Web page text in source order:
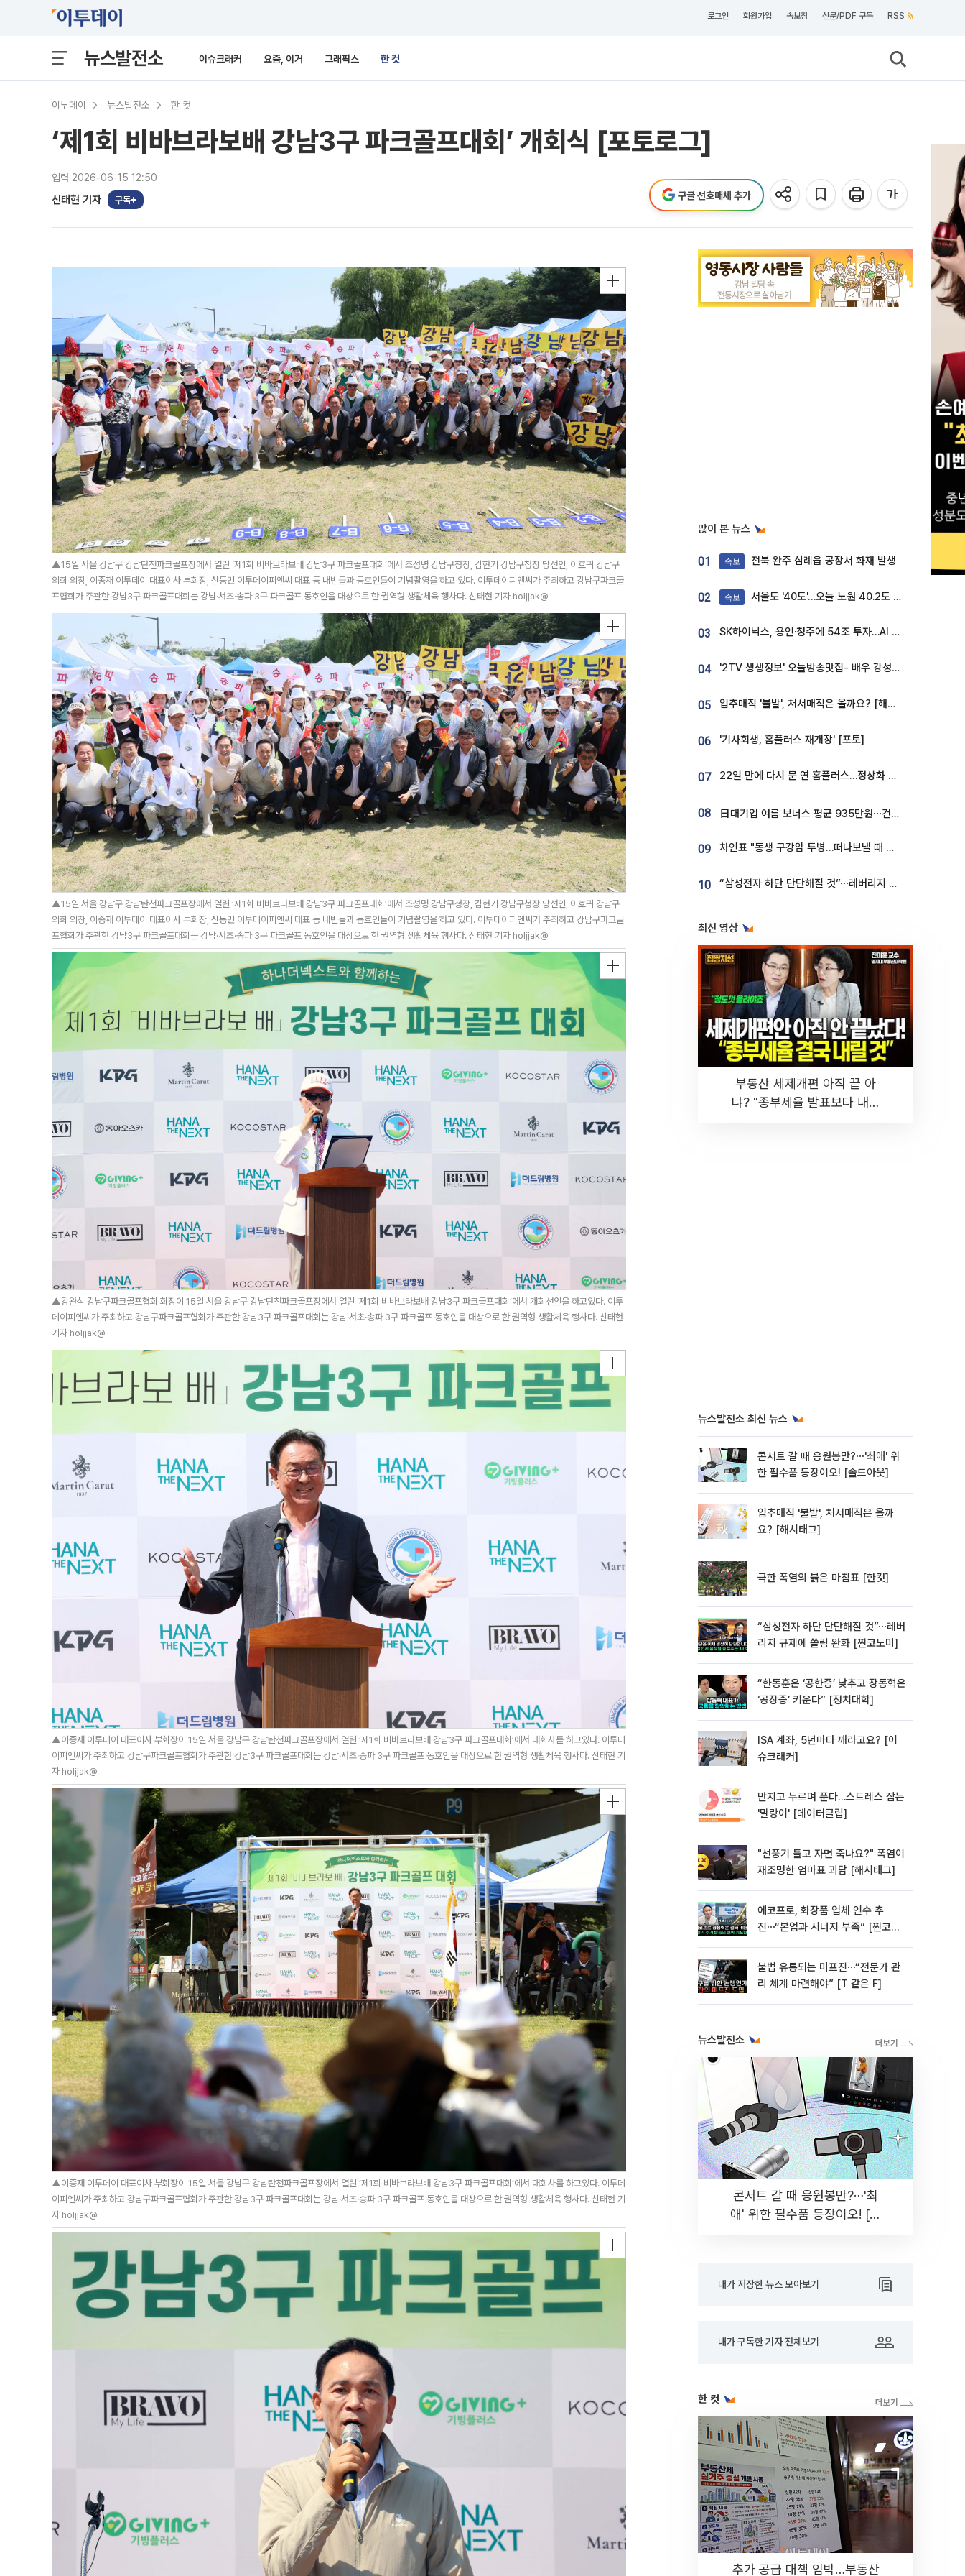
로그인 회원가입 속보창 신문/PDF 구독 RSS
뉴스발전소 이슈크래커 요즘, 이거 그래픽스 한 컷
이투데이 뉴스발전소 한 컷
‘제1회 비바브라보배 강남3구 파크골프대회’ 개회식 [포토로그]
입력 2026-06-15 12:50
신태현 기자 구독 구글 선호매체 추가
▲15일 서울 강남구 강남탄천파크골프장에서 열린 ‘제1회 비바브라보배 강남3구 파크골프대회’에서 조성명 강남구청장, 김현기 강남구청장 당선인, 이호귀 강남구
의회 의장, 이종재 이투데이 대표이사 부회장, 신동민 이투데이피엔씨 대표 등 내빈들과 동호인들이 기념촬영을 하고 있다. 이투데이피엔씨가 주최하고 강남구파크골
프협회가 주관한 강남3구 파크골프대회는 강남·서초·송파 3구 파크골프 동호인을 대상으로 한 권역형 생활체육 행사다. 신태현 기자 holjjak@
▲15일 서울 강남구 강남탄천파크골프장에서 열린 ‘제1회 비바브라보배 강남3구 파크골프대회’에서 조성명 강남구청장, 김현기 강남구청장 당선인, 이호귀 강남구
의회 의장, 이종재 이투데이 대표이사 부회장, 신동민 이투데이피엔씨 대표 등 내빈들과 동호인들이 기념촬영을 하고 있다. 이투데이피엔씨가 주최하고 강남구파크골
프협회가 주관한 강남3구 파크골프대회는 강남·서초·송파 3구 파크골프 동호인을 대상으로 한 권역형 생활체육 행사다. 신태현 기자 holjjak@
▲강완식 강남구파크골프협회 회장이 15일 서울 강남구 강남탄천파크골프장에서 열린 ‘제1회 비바브라보배 강남3구 파크골프대회’에서 개회선언을 하고있다. 이투
데이피엔씨가 주최하고 강남구파크골프협회가 주관한 강남3구 파크골프대회는 강남·서초·송파 3구 파크골프 동호인을 대상으로 한 권역형 생활체육 행사다. 신태현
기자 holjjak@
▲이종재 이투데이 대표이사 부회장이 15일 서울 강남구 강남탄천파크골프장에서 열린 ‘제1회 비바브라보배 강남3구 파크골프대회’에서 대회사를 하고있다. 이투데
이피엔씨가 주최하고 강남구파크골프협회가 주관한 강남3구 파크골프대회는 강남·서초·송파 3구 파크골프 동호인을 대상으로 한 권역형 생활체육 행사다. 신태현 기
자 holjjak@
▲이종재 이투데이 대표이사 부회장이 15일 서울 강남구 강남탄천파크골프장에서 열린 ‘제1회 비바브라보배 강남3구 파크골프대회’에서 대회사를 하고있다. 이투데
이피엔씨가 주최하고 강남구파크골프협회가 주관한 강남3구 파크골프대회는 강남·서초·송파 3구 파크골프 동호인을 대상으로 한 권역형 생활체육 행사다. 신태현 기
자 holjjak@
많이 본 뉴스
01 속보 전북 완주 삼례읍 공장서 화재 발생
02 속보 서울도 '40도'…오늘 노원 40.2도 기록
03 SK하이닉스, 용인·청주에 54조 투자…AI 메모리 생산기지 키운다
04 '2TV 생생정보' 오늘방송맛집- 배우 강성진 단골! 쌀국수ㆍ푸팟퐁 커리 맛집 '블○○○'
05 입추매직 '불발', 처서매직은 올까요? [해시태그]
06 '기사회생, 홈플러스 재개장' [포토]
07 22일 만에 다시 문 연 홈플러스…정상화 바쁜데 재고 없어 ‘발동동’[가보니]
08 日대기업 여름 보너스 평균 935만원⋯건설회사 1800만 넘어
09 차인표 "동생 구강암 투병…떠나보낼 때 가장 힘들었다”
10 “삼성전자 하단 단단해질 것”⋯레버리지 규제에 쏠림 완화 [찐코노미]
최신 영상
부동산 세제개편 아직 끝 아
냐? "종부세율 발표보다 내릴
뉴스발전소 최신 뉴스
콘서트 갈 때 응원봉만?⋯'최애' 위
한 필수품 등장이오! [솔드아웃]
입추매직 '불발', 처서매직은 올까
요? [해시태그]
극한 폭염의 붉은 마침표 [한컷]
“삼성전자 하단 단단해질 것”⋯레버
리지 규제에 쏠림 완화 [찐코노미]
“한동훈은 ‘공한증’ 낮추고 장동혁은
‘공장증’ 키운다” [정치대학]
ISA 계좌, 5년마다 깨라고요? [이
슈크래커]
만지고 누르며 푼다…스트레스 잡는
'말랑이' [데이터클립]
"선풍기 틀고 자면 죽나요?" 폭염이
재조명한 엄마표 괴담 [해시태그]
에코프로, 화장품 업체 인수 추
진⋯“본업과 시너지 부족” [찐코노
불법 유통되는 미프진⋯“전문가 관
리 체계 마련해야” [T 같은 F]
뉴스발전소
콘서트 갈 때 응원봉만?⋯'최
애' 위한 필수품 등장이오! [솔
내가 저장한 뉴스 모아보기
내가 구독한 기자 전체보기
한 컷
추가 공급 대책 임박…부동산